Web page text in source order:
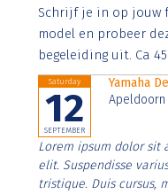
Aenean faucibus nibh
imperdiet. Nunc ut
Schrijf je in op jouw
model en probeer
begeleiding uit. Ca
Saturday
12
SEPTEMBER
Yamaha
Apeldoorn
Lorem ipsum dolor sit
elit. Suspendisse
tristique. Duis cursus,